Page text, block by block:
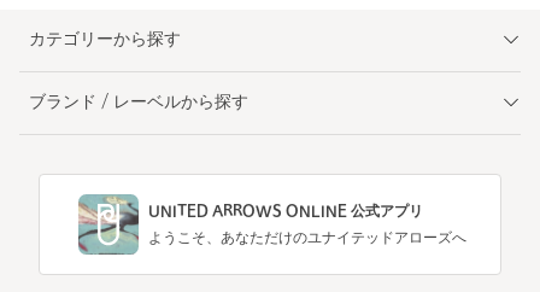
カテゴリーから探す
ブランド / レーベルから探す
UNITED ARROWS ONLINE 公式アプリ
ようこそ、あなただけのユナイテッドアローズへ